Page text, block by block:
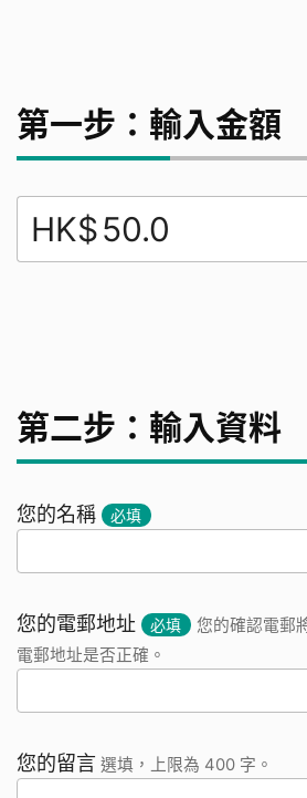
第一步：輸入金額
HK$
第二步：輸入資料
您的名稱 必填
您的電郵地址 必填
您的確認電郵
電郵地址是否正確。
您的留言 選填，上限為 400 字。